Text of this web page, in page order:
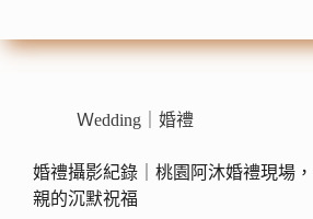
Ｗedding｜婚禮
婚禮攝影紀錄｜桃園阿沐婚禮現場
親的沉默祝福